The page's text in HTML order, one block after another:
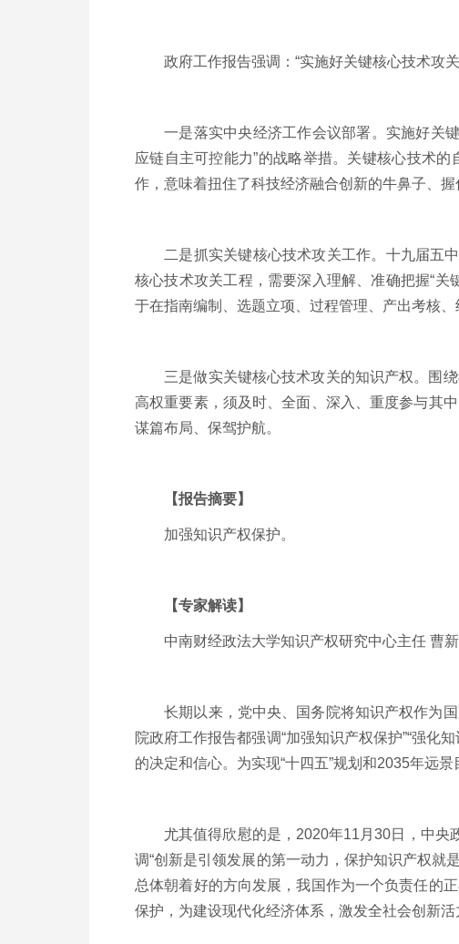
政府工作报告强调：“实施好关键核心技术攻关
一是落实中央经济工作会议部署。实施好关键
应链自主可控能力”的战略举措。关键核心技术
作，意味着扭住了科技经济融合创新的牛鼻子、
二是抓实关键核心技术攻关工作。十九届五中
核心技术攻关工程，需要深入理解、准确把握“
于在指南编制、选题立项、过程管理、产出考核、
三是做实关键核心技术攻关的知识产权。围绕
高权重要素，须及时、全面、深入、重度参与其
谋篇布局、保驾护航。
【报告摘要】
加强知识产权保护。
【专家解读】
中南财经政法大学知识产权研究中心主任 曹
长期以来，党中央、国务院将知识产权作为国
院政府工作报告都强调“加强知识产权保护”“强化
的决定和信心。为实现“十四五”规划和2035年远景
尤其值得欣慰的是， 2020年11 月30日，中央
调“创新是引领发展的第一动力，保护知识产权就
总体朝着好的方向发展，我国作为一个负责任的
保护，为建设现代化经济体系，激发全社会创新